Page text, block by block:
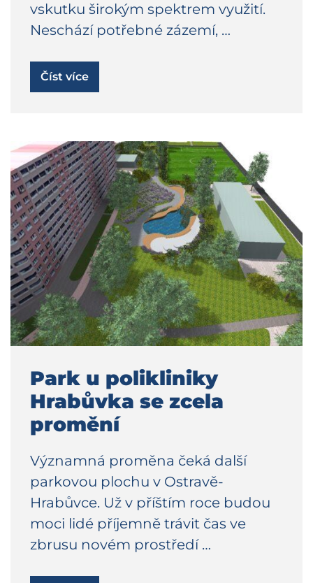
vskutku širokým spektrem využití.
Neschází potřebné zázemí, …
Číst více
Park u polikliniky
Hrabůvka se zcela
promění
Významná proměna čeká další
parkovou plochu v Ostravě-
Hrabůvce. Už v příštím roce budou
moci lidé příjemně trávit čas ve
zbrusu novém prostředí …